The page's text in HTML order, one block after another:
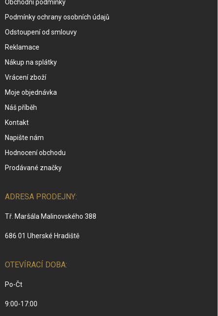
Obchodní podmínky
Podmínky ochrany osobních údajů
Odstoupení od smlouvy
Reklamace
Nákup na splátky
Vrácení zboží
Moje objednávka
Náš příběh
Kontakt
Napište nám
Hodnocení obchodu
Prodávané značky
ADRESA PRODEJNY:
Tř. Maršála Malinovského 388
686 01 Uherské Hradiště
OTEVÍRACÍ DOBA:
Po-Čt
9:00-17:00